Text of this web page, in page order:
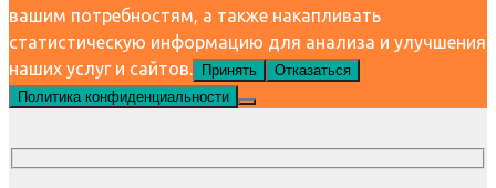
вашим потребностям, а также накапливать
статистическую информацию для анализа и улучшения
наших услуг и сайтов.
Принять
Отказаться
Политика конфиденциальности